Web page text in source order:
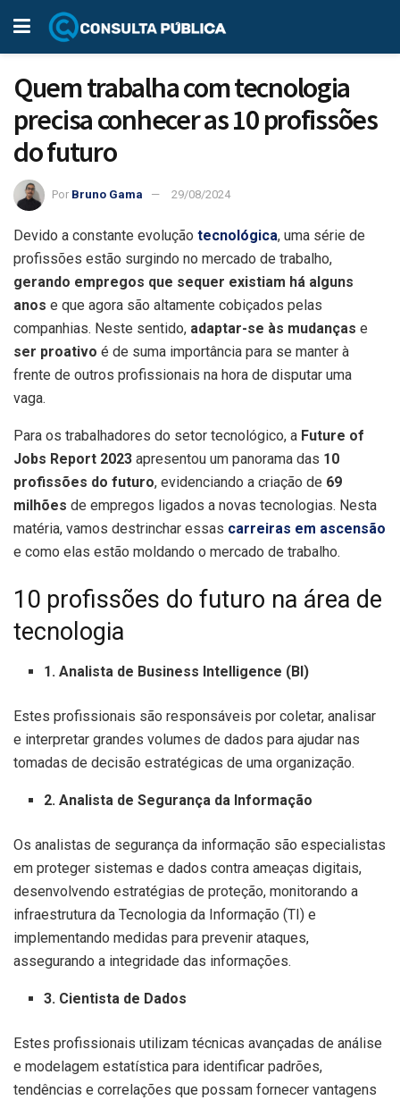
Quem trabalha com tecnologia
precisa conhecer as 10 profissões
do futuro
Por Bruno Gama 29/08/2024
Devido a constante evolução tecnológica, uma série de
profissões estão surgindo no mercado de trabalho,
gerando empregos que sequer existiam há alguns
anos e que agora são altamente cobiçados pelas
companhias. Neste sentido, adaptar-se às mudanças e
ser proativo é de suma importância para se manter à
frente de outros profissionais na hora de disputar uma
vaga.
Para os trabalhadores do setor tecnológico, a Future of
Jobs Report 2023 apresentou um panorama das 10
profissões do futuro, evidenciando a criação de 69
milhões de empregos ligados a novas tecnologias. Nesta
matéria, vamos destrinchar essas carreiras em ascensão
e como elas estão moldando o mercado de trabalho.
10 profissões do futuro na área de
tecnologia
1. Analista de Business Intelligence (BI)
Estes profissionais são responsáveis por coletar, analisar
e interpretar grandes volumes de dados para ajudar nas
tomadas de decisão estratégicas de uma organização.
2. Analista de Segurança da Informação
Os analistas de segurança da informação são especialistas
em proteger sistemas e dados contra ameaças digitais,
desenvolvendo estratégias de proteção, monitorando a
infraestrutura da Tecnologia da Informação (TI) e
implementando medidas para prevenir ataques,
assegurando a integridade das informações.
3. Cientista de Dados
Estes profissionais utilizam técnicas avançadas de análise
e modelagem estatística para identificar padrões,
tendências e correlações que possam fornecer vantagens